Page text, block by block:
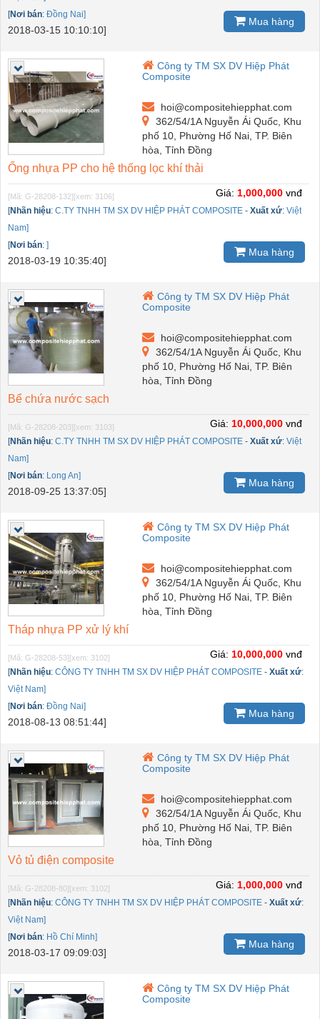
[Nơi bán: Đồng Nai]
2018-03-15 10:10:10]
Mua hàng
Công ty TM SX DV Hiệp Phát
Composite
hoi@compositehiepphat.com
362/54/1A Nguyễn Ái Quốc, Khu
phố 10, Phường Hố Nai, TP. Biên
hòa, Tỉnh Đồng
Ống nhựa PP cho hệ thống lọc khí thải
[Mã: G-28208-132] [xem: 3106]
[Nhãn hiệu: C.TY TNHH TM SX DV HIỆP PHÁT COMPOSITE - Xuất xứ: Việt
Nam]
[Nơi bán: ]
2018-03-19 10:35:40]
Giá: 1,000,000 vnđ
Mua hàng
Công ty TM SX DV Hiệp Phát
Composite
hoi@compositehiepphat.com
362/54/1A Nguyễn Ái Quốc, Khu
phố 10, Phường Hố Nai, TP. Biên
hòa, Tỉnh Đồng
Bể chứa nước sạch
[Mã: G-28208-203] [xem: 3103]
[Nhãn hiệu: C.TY TNHH TM SX DV HIỆP PHÁT COMPOSITE - Xuất xứ: Việt
Nam]
[Nơi bán: Long An]
2018-09-25 13:37:05]
Giá: 10,000,000 vnđ
Mua hàng
Công ty TM SX DV Hiệp Phát
Composite
hoi@compositehiepphat.com
362/54/1A Nguyễn Ái Quốc, Khu
phố 10, Phường Hố Nai, TP. Biên
hòa, Tỉnh Đồng
Tháp nhựa PP xử lý khí
[Mã: G-28208-53] [xem: 3102]
[Nhãn hiệu: CÔNG TY TNHH TM SX DV HIỆP PHÁT COMPOSITE - Xuất xứ:
Việt Nam]
[Nơi bán: Đồng Nai]
2018-08-13 08:51:44]
Giá: 10,000,000 vnđ
Mua hàng
Công ty TM SX DV Hiệp Phát
Composite
hoi@compositehiepphat.com
362/54/1A Nguyễn Ái Quốc, Khu
phố 10, Phường Hố Nai, TP. Biên
hòa, Tỉnh Đồng
Vỏ tủ điện composite
[Mã: G-28208-80] [xem: 3102]
[Nhãn hiệu: CÔNG TY TNHH TM SX DV HIỆP PHÁT COMPOSITE - Xuất xứ:
Việt Nam]
[Nơi bán: Hồ Chí Minh]
2018-03-17 09:09:03]
Giá: 1,000,000 vnđ
Mua hàng
Công ty TM SX DV Hiệp Phát
Composite